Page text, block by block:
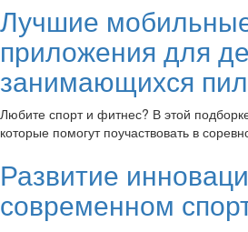
Лучшие
приложения для
занимающихся
Любите спорт и фитнес? В этой
которые помогут поучаствовать в
Развитие
современном